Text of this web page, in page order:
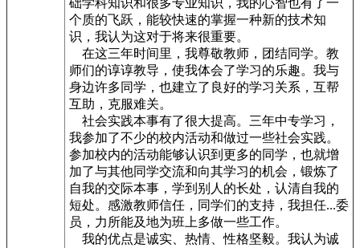
础学科知识和很多专业知识，我的心智也有了一
个质的飞跃，能较快速的掌握一种新的技术知
识，我认为这对于将来很重要。
在这三年时间里，我尊敬教师，团结同学。教
师们的谆谆教导，使我体会了学习的乐趣。我与
身边许多同学，也建立了良好的学习关系，互帮
互助，克服难关。
社会实践本事有了很大提高。三年中专学习，
我参加了不少的校内活动和做过一些社会实践。
参加校内的活动能够认识到更多的同学，也就增
加了与其他同学交流和向其学习的机会，锻炼了
自我的交际本事，学到别人的长处，认清自我的
短处。感激教师信任，同学们的支持，我担任...委
员，力所能及地为班上多做一些工作。
我的优点是诚实、热情、性格坚毅。我认为诚